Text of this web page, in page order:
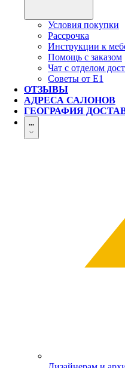
Условия покупки
Рассрочка
Инструкции к
Помощь с заказом
Чат с отделом
Советы от Е1
ОТЗЫВЫ
АДРЕСА САЛОНОВ
ГЕОГРАФИЯ
...